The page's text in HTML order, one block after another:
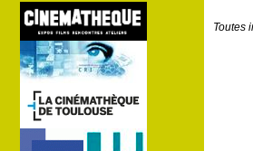
Toutes